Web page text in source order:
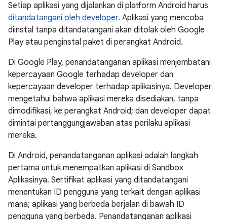
Setiap aplikasi yang dijalankan di platform Android harus
ditandatangani oleh developer. Aplikasi yang mencoba
diinstal tanpa ditandatangani akan ditolak oleh Google
Play atau penginstal paket di perangkat Android.
Di Google Play, penandatanganan aplikasi menjembatani
kepercayaan Google terhadap developer dan
kepercayaan developer terhadap aplikasinya. Developer
mengetahui bahwa aplikasi mereka disediakan, tanpa
dimodifikasi, ke perangkat Android; dan developer dapat
dimintai pertanggungjawaban atas perilaku aplikasi
mereka.
Di Android, penandatanganan aplikasi adalah langkah
pertama untuk menempatkan aplikasi di Sandbox
Aplikasinya. Sertifikat aplikasi yang ditandatangani
menentukan ID pengguna yang terkait dengan aplikasi
mana; aplikasi yang berbeda berjalan di bawah ID
pengguna yang berbeda. Penandatanganan aplikasi